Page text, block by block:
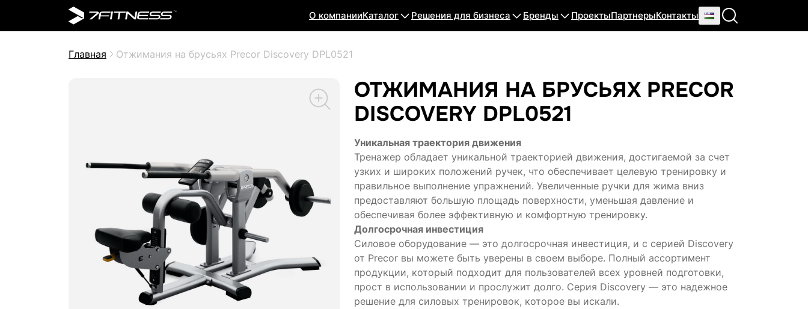
О компанииКаталог Решения для бизнеса Бренды ПроектыПартнерыКонтакты
Главная Отжимания на брусьях Precor Discovery DPL0521
ОТЖИМАНИЯ НА БРУСЬЯХ PRECOR
DISCOVERY DPL0521
Уникальная траектория движения
Тренажер обладает уникальной траекторией движения, достигаемой за счет
узких и широких положений ручек, что обеспечивает целевую тренировку и
правильное выполнение упражнений. Увеличенные ручки для жима вниз
предоставляют большую площадь поверхности, уменьшая давление и
обеспечивая более эффективную и комфортную тренировку.
Долгосрочная инвестиция
Силовое оборудование — это долгосрочная инвестиция, и с серией Discovery
от Precor вы можете быть уверены в своем выборе. Полный ассортимент
продукции, который подходит для пользователей всех уровней подготовки,
прост в использовании и прослужит долго. Серия Discovery — это надежное
решение для силовых тренировок, которое вы искали.